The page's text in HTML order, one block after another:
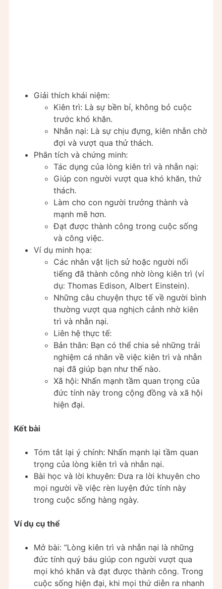
Giải thích khái niệm:
Kiên trì: Là sự bền bỉ, không bỏ cuộc
trước khó khăn.
Nhẫn nại: Là sự chịu đựng, kiên nhẫn chờ
đợi và vượt qua thử thách.
Phân tích và chứng minh:
Tác dụng của lòng kiên trì và nhẫn nại:
Giúp con người vượt qua khó khăn, thử
thách.
Làm cho con người trưởng thành và
mạnh mẽ hơn.
Đạt được thành công trong cuộc sống
và công việc.
Ví dụ minh họa:
Các nhân vật lịch sử hoặc người nổi
tiếng đã thành công nhờ lòng kiên trì (ví
dụ: Thomas Edison, Albert Einstein).
Những câu chuyện thực tế về người bình
thường vượt qua nghịch cảnh nhờ kiên
trì và nhẫn nại.
Liên hệ thực tế:
Bản thân: Bạn có thể chia sẻ những trải
nghiệm cá nhân về việc kiên trì và nhẫn
nại đã giúp bạn như thế nào.
Xã hội: Nhấn mạnh tầm quan trọng của
đức tính này trong cộng đồng và xã hội
hiện đại.
Kết bài
Tóm tắt lại ý chính: Nhấn mạnh lại tầm quan
trọng của lòng kiên trì và nhẫn nại.
Bài học và lời khuyên: Đưa ra lời khuyên cho
mọi người về việc rèn luyện đức tính này
trong cuộc sống hàng ngày.
Ví dụ cụ thể
Mở bài: “Lòng kiên trì và nhẫn nại là những
đức tính quý báu giúp con người vượt qua
mọi khó khăn và đạt được thành công. Trong
cuộc sống hiện đại, khi mọi thứ diễn ra nhanh